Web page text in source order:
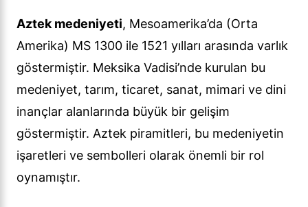
Aztek medeniyeti, Mesoamerika’da (Orta
Amerika) MS 1300 ile 1521 yılları arasında varlık
göstermiştir. Meksika Vadisi’nde kurulan bu
medeniyet, tarım, ticaret, sanat, mimari ve dini
inançlar alanlarında büyük bir gelişim
göstermiştir. Aztek piramitleri, bu medeniyetin
işaretleri ve sembolleri olarak önemli bir rol
oynamıştır.